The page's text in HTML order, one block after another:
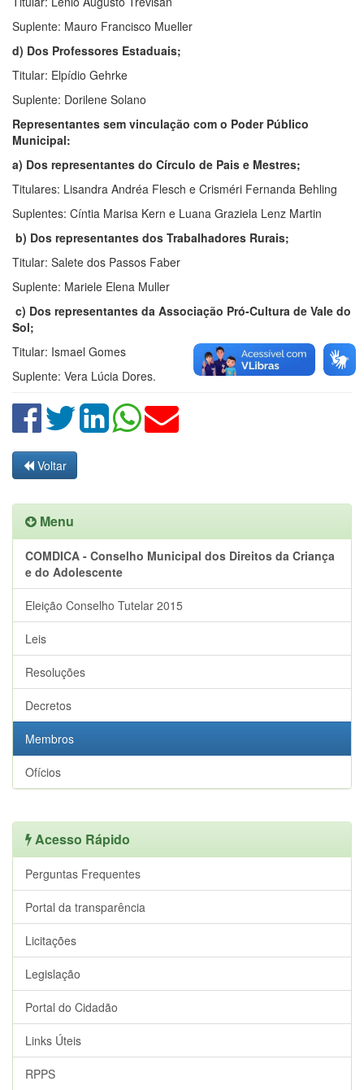
Suplente: Mauro Francisco Mueller
d) Dos Professores Estaduais;
Titular: Elpídio Gehrke
Suplente: Dorilene Solano
Representantes sem vinculação com o Poder Público
Municipal:
a) Dos representantes do Círculo de Pais e Mestres;
Titulares: Lisandra Andréa Flesch e Crisméri Fernanda Behling
Suplentes: Cíntia Marisa Kern e Luana Graziela Lenz Martin
b) Dos representantes dos Trabalhadores Rurais;
Titular: Salete dos Passos Faber
Suplente: Mariele Elena Muller
c) Dos representantes da Associação Pró-Cultura de Vale do
Sol;
Titular: Ismael Gomes
Suplente: Vera Lúcia Dores.
Voltar
Menu
COMDICA - Conselho Municipal dos Direitos da Criança
e do Adolescente
Eleição Conselho Tutelar 2015
Leis
Resoluções
Decretos
Membros
Ofícios
Acesso Rápido
Perguntas Frequentes
Portal da transparência
Licitações
Legislação
Portal do Cidadão
Links Úteis
RPPS